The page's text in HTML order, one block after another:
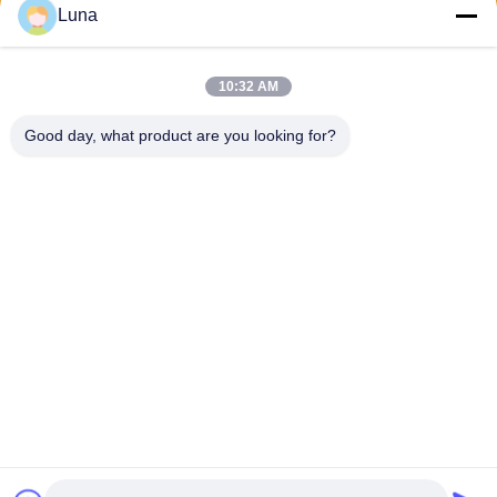
Luna
10:32 AM
Good day, what product are you looking for?